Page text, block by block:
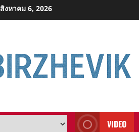
สิงหาคม 6, 2026
VIDEO